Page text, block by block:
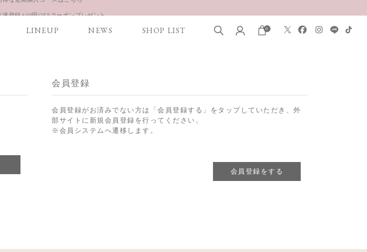
LINEUP NEWS SHOP LIST 0
会員登録
会員登録がお済みでない方は「会員登録する」をタップしていただき、外
部サイトに新規会員登録を行ってください。
※会員システムへ遷移します。
会員登録をする